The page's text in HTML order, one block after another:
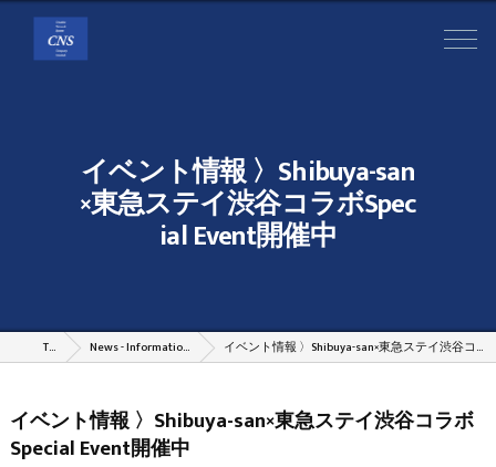
イベント情報 〉Shibuya-san
×東急ステイ渋谷コラボSpec
ial Event開催中
TOP News - Information - Column イベント情報 〉Shibuya-san×東急ステイ渋谷コラボSpecial Event開催中
イベント情報 〉Shibuya-san×東急ステイ渋谷コラボ
Special Event開催中